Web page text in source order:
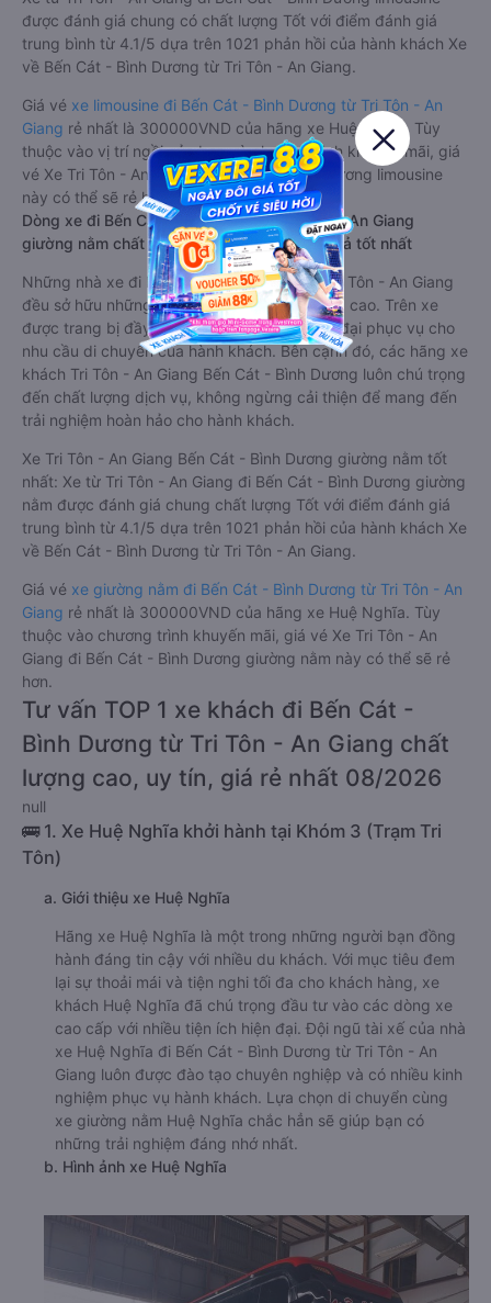
được đánh giá chung có chất lượng Tốt với điểm đánh giá
trung bình từ 4.1/5 dựa trên 1021 phản hồi của hành khách Xe
về Bến Cát - Bình Dương từ Tri Tôn - An Giang.
Giá vé xe limousine đi Bến Cát - Bình Dương từ Tri Tôn - An
Giang rẻ nhất là 300000VND của hãng xe Huệ Nghĩa. Tùy
thuộc vào vị trí ngồi của bạn và chương trình khuyến mãi, giá
vé Xe Tri Tôn - An Giang đi Bến Cát - Bình Dương limousine
này có thể sẽ rẻ hơn
Dòng xe đi Bến Cát - Bình Dương từ Tri Tôn - An Giang
giường nằm chất lượng cao: Thoải mái, giá cả tốt nhất
Những nhà xe đi Bến Cát - Bình Dương từ Tri Tôn - An Giang
đều sở hữu những xe giường nằm chất lượng cao. Trên xe
được trang bị đầy đủ các trang thiết bị hiện đại phục vụ cho
nhu cầu di chuyển của hành khách. Bên cạnh đó, các hãng xe
khách Tri Tôn - An Giang Bến Cát - Bình Dương luôn chú trọng
đến chất lượng dịch vụ, không ngừng cải thiện để mang đến
trải nghiệm hoàn hảo cho hành khách.
Xe Tri Tôn - An Giang Bến Cát - Bình Dương giường nằm tốt
nhất: Xe từ Tri Tôn - An Giang đi Bến Cát - Bình Dương giường
nằm được đánh giá chung chất lượng Tốt với điểm đánh giá
trung bình từ 4.1/5 dựa trên 1021 phản hồi của hành khách Xe
về Bến Cát - Bình Dương từ Tri Tôn - An Giang.
Giá vé xe giường nằm đi Bến Cát - Bình Dương từ Tri Tôn - An
Giang rẻ nhất là 300000VND của hãng xe Huệ Nghĩa. Tùy
thuộc vào chương trình khuyến mãi, giá vé Xe Tri Tôn - An
Giang đi Bến Cát - Bình Dương giường nằm này có thể sẽ rẻ
hơn.
Tư vấn TOP 1 xe khách đi Bến Cát -
Bình Dương từ Tri Tôn - An Giang chất
lượng cao, uy tín, giá rẻ nhất 08/2026
null
🚌 1. Xe Huệ Nghĩa khởi hành tại Khóm 3 (Trạm Tri
Tôn)
a. Giới thiệu xe Huệ Nghĩa
Hãng xe Huệ Nghĩa là một trong những người bạn đồng
hành đáng tin cậy với nhiều du khách. Với mục tiêu đem
lại sự thoải mái và tiện nghi tối đa cho khách hàng, xe
khách Huệ Nghĩa đã chú trọng đầu tư vào các dòng xe
cao cấp với nhiều tiện ích hiện đại. Đội ngũ tài xế của nhà
xe Huệ Nghĩa đi Bến Cát - Bình Dương từ Tri Tôn - An
Giang luôn được đào tạo chuyên nghiệp và có nhiều kinh
nghiệm phục vụ hành khách. Lựa chọn di chuyển cùng
xe giường nằm Huệ Nghĩa chắc hẳn sẽ giúp bạn có
những trải nghiệm đáng nhớ nhất.
b. Hình ảnh xe Huệ Nghĩa